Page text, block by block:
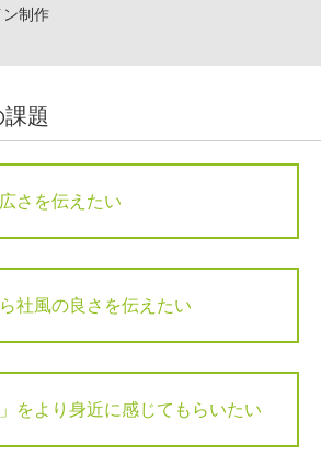
制作
題
さを伝えたい
社風の良さを伝えたい
をより身近に感じてもらいたい